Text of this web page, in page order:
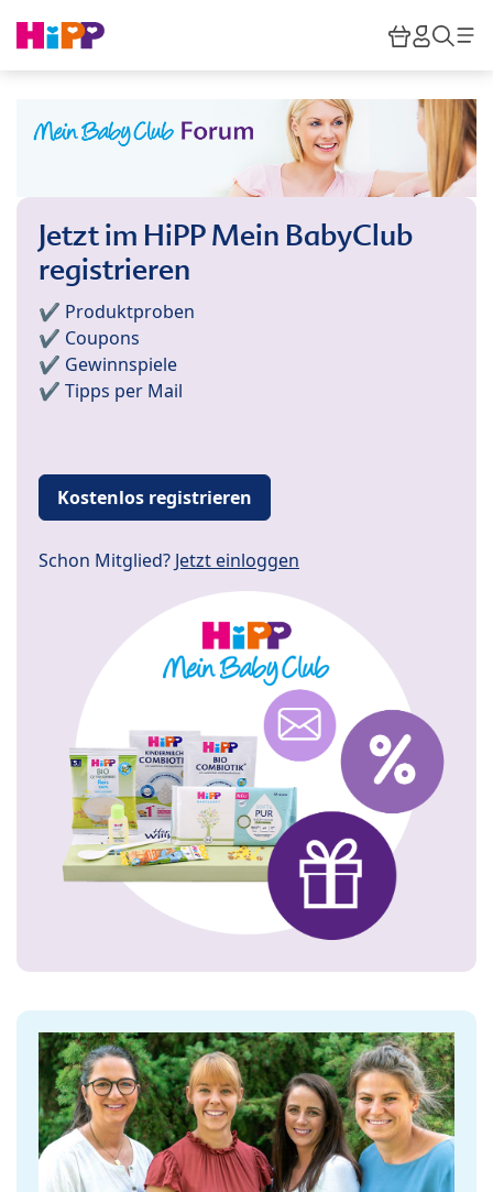
HiPP
Jetzt im HiPP Mein BabyClub
registrieren
✔️ Produktproben
✔️ Coupons
✔️ Gewinnspiele
✔️ Tipps per Mail
Kostenlos registrieren
Schon Mitglied? Jetzt einloggen